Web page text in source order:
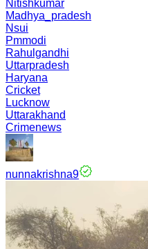
Nitishkumar
Madhya_pradesh
Nsui
Pmmodi
Rahulgandhi
Uttarpradesh
Haryana
Cricket
Lucknow
Uttarakhand
Crimenews
nunnakrishna9